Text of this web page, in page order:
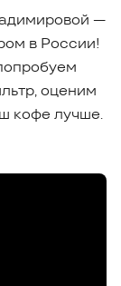
—
в России!
оценим
кофе лучше.